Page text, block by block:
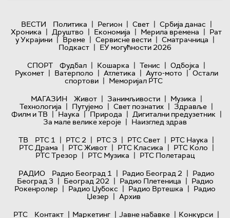
ВЕСТИ Политика | Регион | Свет | Србија данас |
Хроника | Друштво | Економија | Мерила времена | Рат
у Украјини | Време | Сервисне вести | Сматрачница |
Подкаст | ЕУ могућности 2026
СПОРТ
Фудбал | Кошарка | Тенис | Одбојка |
Рукомет | Ватерполо | Атлетика | Ауто-мото | Остали
спортови | Меморијал РТС
МАГАЗИН
Живот | Занимљивости | Музика |
Технологијa | Путујемо | Свет познатих | Здравље |
Филм и ТВ | Наука | Природа | Дигитални предузетник |
За мале велике хероје | Наизглед здрав
ТВ
РТС 1 | РТС 2 | РТС 3 | РТС Свет | РТС Наука |
РТС Драма | РТС Живот | РТС Класика | РТС Коло |
РТС Трезор | РТС Музика | РТС Полетарац
РАДИО
Радио Београд 1 | Радио Београд 2 | Радио
Београд 3 | Београд 202 | Радио Плетеница | Радио
Рокенролер | Радио Џубокс | Радио Вртешка | Радио
Џезер | Архив
РТС
Контакт | Маркетинг | Јавне набавке | Конкурси |